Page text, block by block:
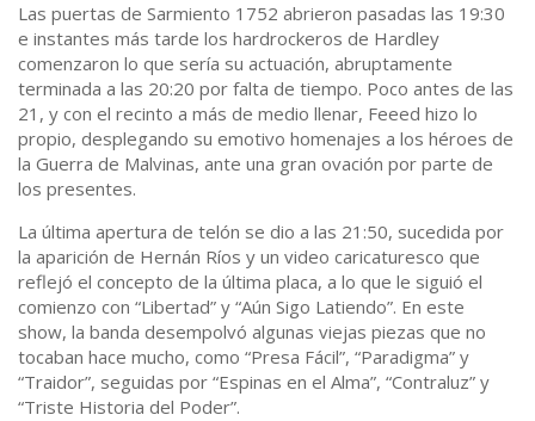
Las puertas de Sarmiento 1752 abrieron pasadas las 19:30
e instantes más tarde los hardrockeros de Hardley
comenzaron lo que sería su actuación, abruptamente
terminada a las 20:20 por falta de tiempo. Poco antes de las
21, y con el recinto a más de medio llenar, Feeed hizo lo
propio, desplegando su emotivo homenajes a los héroes de
la Guerra de Malvinas, ante una gran ovación por parte de
los presentes.
La última apertura de telón se dio a las 21:50, sucedida por
la aparición de Hernán Ríos y un video caricaturesco que
reflejó el concepto de la última placa, a lo que le siguió el
comienzo con “Libertad” y “Aún Sigo Latiendo”. En este
show, la banda desempolvó algunas viejas piezas que no
tocaban hace mucho, como “Presa Fácil”, “Paradigma” y
“Traidor”, seguidas por “Espinas en el Alma”, “Contraluz” y
“Triste Historia del Poder”.